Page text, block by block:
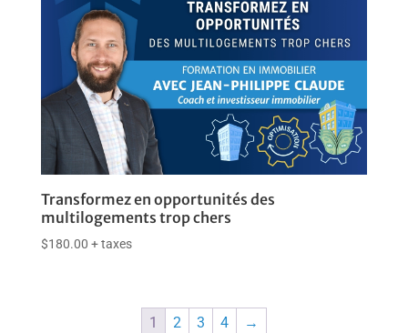
Transformez en opportunités des
multilogements trop chers
$180.00 + taxes
1 2 3 4
→